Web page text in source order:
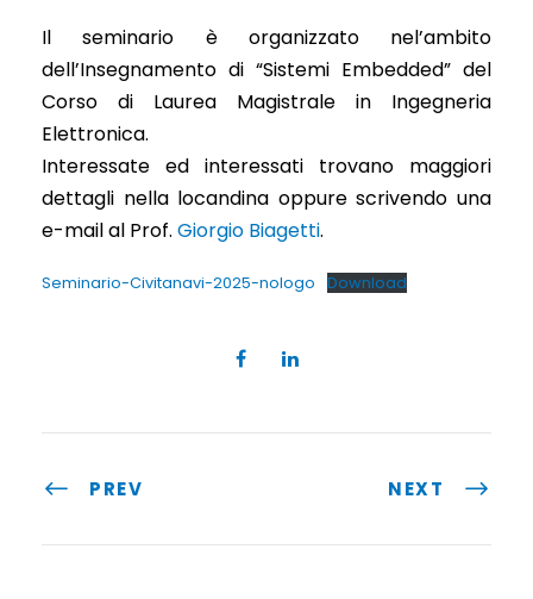
Il seminario è organizzato nel’ambito
dell’Insegnamento di “Sistemi Embedded” del
Corso di Laurea Magistrale in Ingegneria
Elettronica.
Interessate ed interessati trovano maggiori
dettagli nella locandina oppure scrivendo una
e-mail al Prof. Giorgio Biagetti.
Seminario-Civitanavi-2025-nologo Download
PREV NEXT